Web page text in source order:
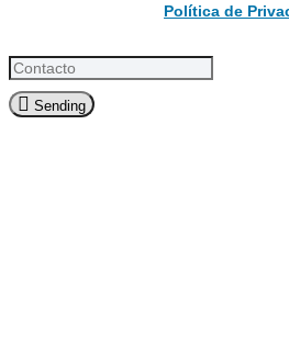
Política de
Sending